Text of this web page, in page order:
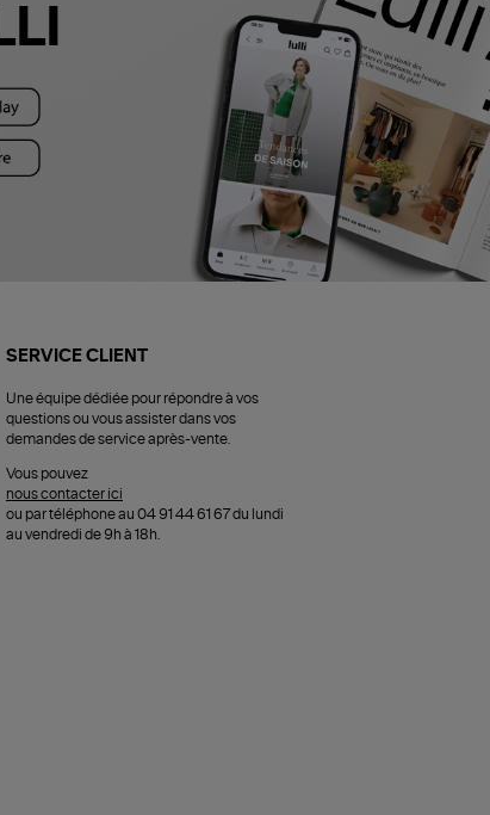
SERVICE CLIENT
Une équipe dédiée pour répondre à vos
questions ou vous assister dans vos
demandes de service après-vente.
Vous pouvez
nous contacter ici
ou par téléphone au 04 91 44 61 67 du lundi
au vendredi de 9h à 18h.